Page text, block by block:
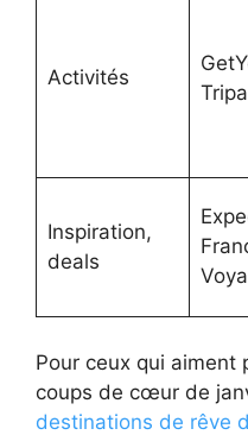
Activités
Inspiration,
deals
Pour ceux qui aiment
coups de cœur de
destinations de rêve